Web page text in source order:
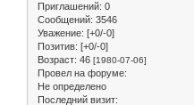
Приглашений: 0
Сообщений: 3546
Уважение: [+0/-0]
Позитив: [+0/-0]
Возраст: 46 [1980-07-06]
Провел на форуме:
Не определено
Последний визит: